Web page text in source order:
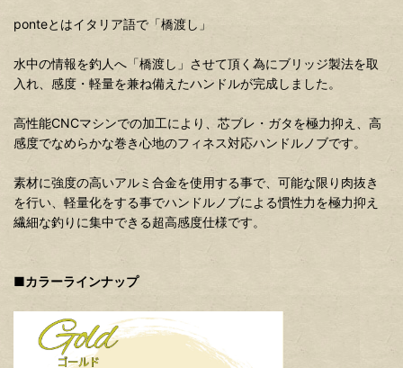
ponteとはイタリア語で「橋渡し」
水中の情報を釣人へ「橋渡し」させて頂く為にブリッジ製法を取
入れ、感度・軽量を兼ね備えたハンドルが完成しました。
高性能CNCマシンでの加工により、芯ブレ・ガタを極力抑え、高
感度でなめらかな巻き心地のフィネス対応ハンドルノブです。
素材に強度の高いアルミ合金を使用する事で、可能な限り肉抜き
を行い、軽量化をする事でハンドルノブによる慣性力を極力抑え
繊細な釣りに集中できる超高感度仕様です。
■カラーラインナップ